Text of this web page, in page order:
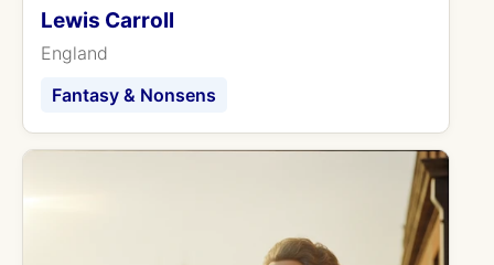
Lewis Carroll
England
Fantasy & Nonsens